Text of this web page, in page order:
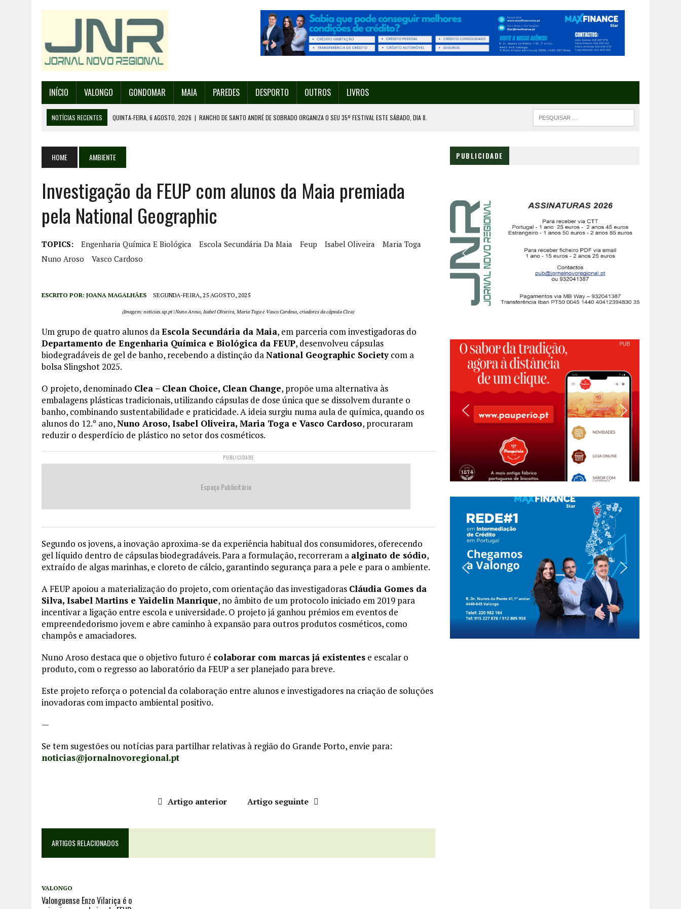
INÍCIO VALONGO GONDOMAR MAIA PAREDES DESPORTO OUTROS LIVROS
NOTÍCIAS RECENTES QUINTA-FEIRA, 6 AGOSTO, 2026 | RANCHO DE SANTO ANDRÉ DE SOBRADO ORGANIZA O SEU 35º FESTIVAL ESTE SÁBADO, DIA 8.
QUINTA-FEIRA, 6 AGOSTO, 2026
QUINTA-FEIRA, 6 AGOSTO, 2026
DETIDO SUSPEITO DE INCÊNDIO FLORESTAL EM GONDOMAR
HOME AMBIENTE
Investigação da FEUP com alunos da Maia premiada
pela National Geographic
TOPICS: Engenharia Química E Biológica Escola Secundária Da Maia Feup Isabel Oliveira
Maria Toga
Nuno Aroso
Vasco Cardoso
ESCRITO POR: JOANA MAGALHÃES SEGUNDA-FEIRA, 25 AGOSTO, 2025
(Imagem: noticias.up.pt | Nuno Aroso, Isabel Oliveira, Maria Toga e Vasco Cardoso, criadores da cápsula Clea)
Um grupo de quatro alunos daEscola Secundária da Maia, em parceria com investigadoras do
Departamento de Engenharia Química e Biológica da FEUP, desenvolveu cápsulas
biodegradáveis de gel de banho, recebendo a distinção daNational Geographic Societycom a
bolsa Slingshot 2025.
O projeto, denominado Clea – Clean Choice, Clean Change, propõe uma alternativa às
embalagens plásticas tradicionais, utilizando cápsulas de dose única que se dissolvem durante o
banho, combinando sustentabilidade e praticidade. A ideia surgiu numa aula de química, quando os
alunos do 12.º ano,Nuno Aroso, Isabel Oliveira, Maria Toga e Vasco Cardoso, procuraram
reduzir o desperdício de plástico no setor dos cosméticos.
PUBLICIDADE
Espaço Publicitário
Segundo os jovens, a inovação aproxima-se da experiência habitual dos consumidores, oferecendo
gel líquido dentro de cápsulas biodegradáveis. Para a formulação, recorreram a alginato de sódio,
extraído de algas marinhas, e cloreto de cálcio, garantindo segurança para a pele e para o ambiente.
A FEUP apoiou a materialização do projeto, com orientação das investigadoras Cláudia Gomes da
Silva, Isabel Martins e Yaidelin Manrique, no âmbito de um protocolo iniciado em 2019 para
incentivar a ligação entre escola e universidade. O projeto já ganhou prémios em eventos de
empreendedorismo jovem e abre caminho à expansão para outros produtos cosméticos, como
champôs e amaciadores.
Nuno Aroso destaca que o objetivo futuro é colaborar com marcas já existentes e escalar o
produto, com o regresso ao laboratório da FEUP a ser planejado para breve.
Este projeto reforça o potencial da colaboração entre alunos e investigadores na criação de soluções
inovadoras com impacto ambiental positivo.
—
Se tem sugestões ou notícias para partilhar relativas à região do Grande Porto, envie para:
noticias@jornalnovoregional.pt
Artigo anterior Artigo seguinte
ARTIGOS RELACIONADOS
VALONGO
Valonguense Enzo Vilariça é o
PUBLICIDADE